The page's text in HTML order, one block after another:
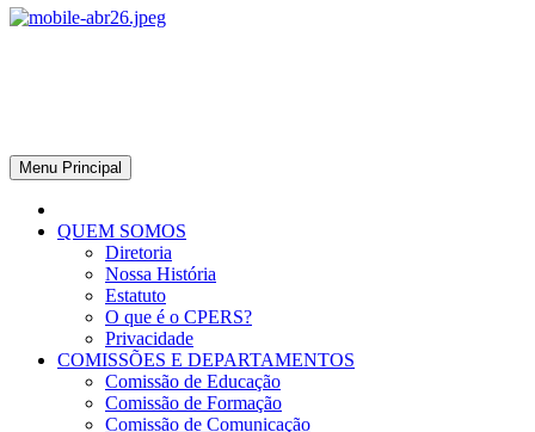
Menu Principal
QUEM SOMOS
Diretoria
Nossa História
Estatuto
O que é o CPERS?
Privacidade
COMISSÕES E DEPARTAMENTOS
Comissão de Educação
Comissão de Formação
Comissão de Comunicação